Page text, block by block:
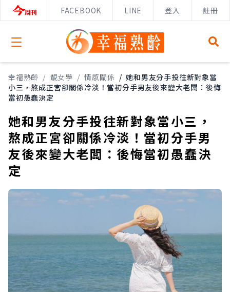
FACEBOOK LINE 登入 註冊
Open menu
幸福熟齡 / 靚女學 / 情感關係 / 她和男友分手投往新對象當
小三，熬成正宮卻關係冷淡！當初分手男友後來變大老闆：後悔
當初愚蠢決定
她和男友分手投往新對象當小三，
熬成正宮卻關係冷淡！當初分手男
友後來變大老闆：後悔當初愚蠢決
定